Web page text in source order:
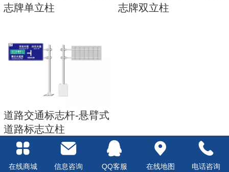
志牌单立柱
志牌双立柱
道路交通标志杆-悬臂式
道路标志立柱
在线商城 信息咨询 QQ客服 在线地图 电话咨询